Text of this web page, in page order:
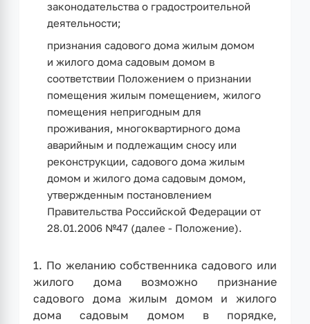
законодательства о градостроительной
деятельности;
признания садового дома жилым домом
и жилого дома садовым домом в
соответствии Положением о признании
помещения жилым помещением, жилого
помещения непригодным для
проживания, многоквартирного дома
аварийным и подлежащим сносу или
реконструкции, садового дома жилым
домом и жилого дома садовым домом,
утвержденным постановлением
Правительства Российской Федерации от
28.01.2006 №47 (далее - Положение).
1. По желанию собственника садового или
жилого дома возможно признание
садового дома жилым домом и жилого
дома садовым домом в порядке,